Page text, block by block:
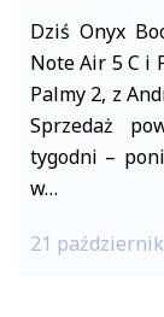
Dziś Onyx
Note Air 5 C i
Palmy 2, z
Sprzedaż
tygodni –
w…
21